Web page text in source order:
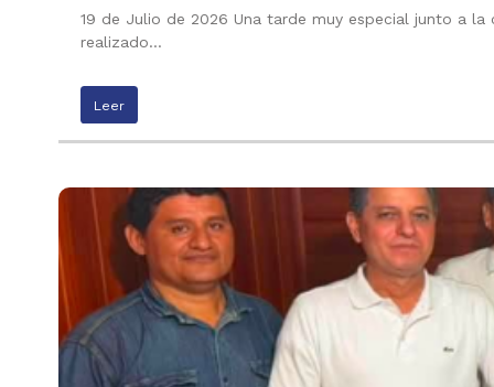
19 de Julio de 2026 Una tarde muy especial junto a
realizado…
Leer